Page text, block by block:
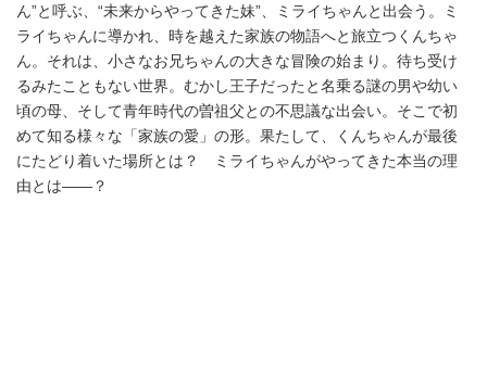
ん”と呼ぶ、“未来からやってきた妹”、ミライちゃんと出会う。ミ
ライちゃんに導かれ、時を越えた家族の物語へと旅立つくんちゃ
ん。それは、小さなお兄ちゃんの大きな冒険の始まり。待ち受け
るみたこともない世界。むかし王子だったと名乗る謎の男や幼い
頃の母、そして青年時代の曽祖父との不思議な出会い。そこで初
めて知る様々な「家族の愛」の形。果たして、くんちゃんが最後
にたどり着いた場所とは？ ミライちゃんがやってきた本当の理
由とは――？